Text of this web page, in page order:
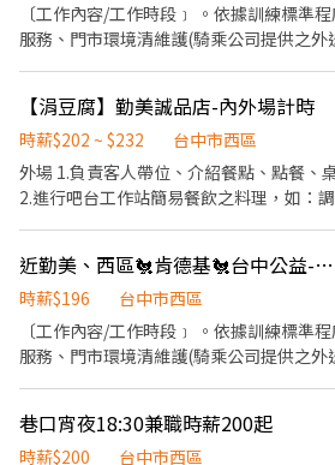
〔工作內容/工作時段﹞ 。依據訓練標準程序製作餐點；櫃台/外送
服務、門市環境清維護(騎乘公司提供之外送車 。可於各班別
次越多賺越多~~ ◆ 值班津貼：每小時20元(晉升組長後 ◆ 健檢：任
職滿一年起，公司提供年度健檢照顧你的健康 ◆ 保險：除勞、
勞退外，公司更為你投保團保維護你的安全 ◆ 員工用餐折扣：兼
夥伴當日任職滿4小時，即享有85折員購折
你福利禮券 好好與家人歡慶 你旅遊我贊助，每年職福會提供你旅遊
津貼 好好享受幸福人生 ◎ 詳細工作時間於
【涓豆腐】勤美誠品店-內外場計時
時薪$202 ~ $232
台中市西區
外場 1.負責客人帶位、介紹餐點、點餐、
2.進行吧台工作站簡易餐飲之料理，如：
前置工作。 2.依照客人的點單，製作餐點
盤或調整份量之工作。 4.每日環境清潔整
近勤美、西區🐔肯德基🐔台中公益-兼職人員-★彈性周排班★-"
時薪$196
台中市西區
〔工作內容/工作時段﹞ 。依據訓練標準程序製作餐點；櫃台/外送
服務、門市環境清維護(騎乘公司提供之外送車 。可於各班別
越多賺越多~~ ◆ 值班津貼：每小時20元(晉升組長後 ◆ 早、晚班津
貼：23:00-07:00（每小時享有50-80元津貼 ◆ 健檢：任職滿一年
巷口宵夜18:30兼職時薪200起
時薪$200
台中市西區